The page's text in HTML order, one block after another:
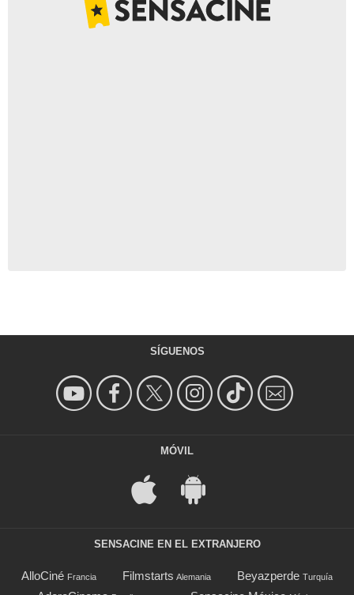
SÍGUENOS
MÓVIL
SENSACINE EN EL EXTRANJERO
AlloCiné Francia Filmstarts Alemania Beyazperde Turquía